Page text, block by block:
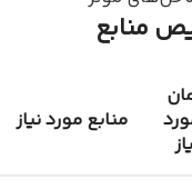
منابع
منابع مورد نیاز